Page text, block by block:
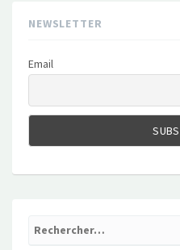
NEWSLETTER
Email
Rechercher :